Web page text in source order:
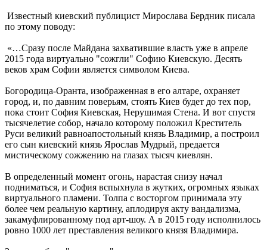
Известный киевский публицист Мирослава Бердник писала
по этому поводу:
«…Сразу после Майдана захватившие власть уже в апреле
2015 года виртуально "сожгли" Софию Киевскую. Десять
веков храм Софии является символом Киева.
Богородица-Оранта, изображенная в его алтаре, охраняет
город, и, по давним поверьям, стоять Киев будет до тех пор,
пока стоит София Киевская, Нерушимая Стена. И вот спустя
тысячелетие собор, начало которому положил Креститель
Руси великий равноапостольный князь Владимир, а построил
его сын киевский князь Ярослав Мудрый, предается
мистическому сожжению на глазах тысяч киевлян.
В определенный момент огонь, нарастая снизу начал
подниматься, и София вспыхнула в жутких, огромных языках
виртуального пламени. Толпа с восторгом принимала эту
более чем реальную картину, аплодируя акту вандализма,
закамуфлированному под арт-шоу. А в 2015 году исполнилось
ровно 1000 лет преставления великого князя Владимира.